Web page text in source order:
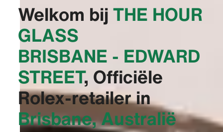
Welkom bij‭THE HOUR
GLASS
BRISBANE - EDWARD
STREET‬, Officiële
Rolex-retailer in
Brisbane, Australië